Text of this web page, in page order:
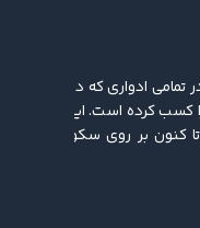
ادواری که در لیگ برتر
کسب کرده ‌است. این باشگاه
کنون بر روی سکو ایستاده